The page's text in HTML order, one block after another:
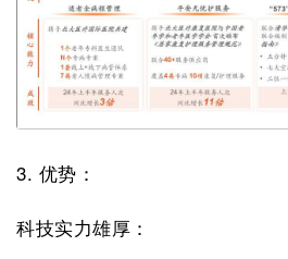
3. 优势：
科技实力雄厚：